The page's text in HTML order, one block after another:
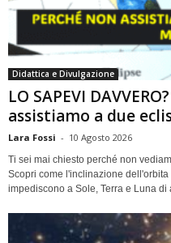
Didattica e Divulgazione
LO SAPEVI
assistiamo a due
Lara Fossi - 10 Agosto 2026
Ti sei mai chiesto perché non
Scopri come l'inclinazione
impediscono a Sole, Terra e Luna